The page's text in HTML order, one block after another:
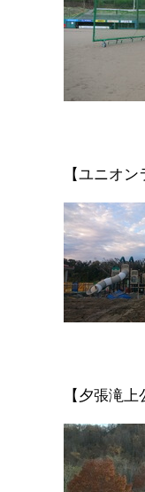
【ユニオン
【夕張滝